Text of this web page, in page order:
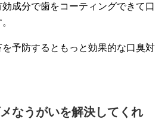
成分で歯をコーティングできて口
予防するともっと効果的な口臭対
なうがいを解決してくれ